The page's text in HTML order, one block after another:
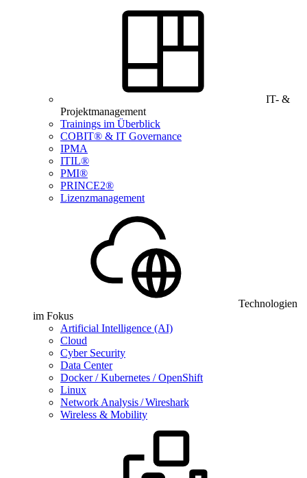
IT- &
Projektmanagement
Trainings im Überblick
COBIT® & IT Governance
IPMA
ITIL®
PMI®
PRINCE2®
Lizenzmanagement
Technologien
im Fokus
Artificial Intelligence (AI)
Cloud
Cyber Security
Data Center
Docker / Kubernetes / OpenShift
Linux
Network Analysis / Wireshark
Wireless & Mobility